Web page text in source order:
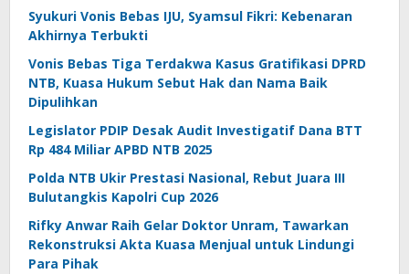
Syukuri Vonis Bebas IJU, Syamsul Fikri: Kebenaran
Akhirnya Terbukti
Vonis Bebas Tiga Terdakwa Kasus Gratifikasi DPRD
NTB, Kuasa Hukum Sebut Hak dan Nama Baik
Dipulihkan
Legislator PDIP Desak Audit Investigatif Dana BTT
Rp 484 Miliar APBD NTB 2025
Polda NTB Ukir Prestasi Nasional, Rebut Juara III
Bulutangkis Kapolri Cup 2026
Rifky Anwar Raih Gelar Doktor Unram, Tawarkan
Rekonstruksi Akta Kuasa Menjual untuk Lindungi
Para Pihak